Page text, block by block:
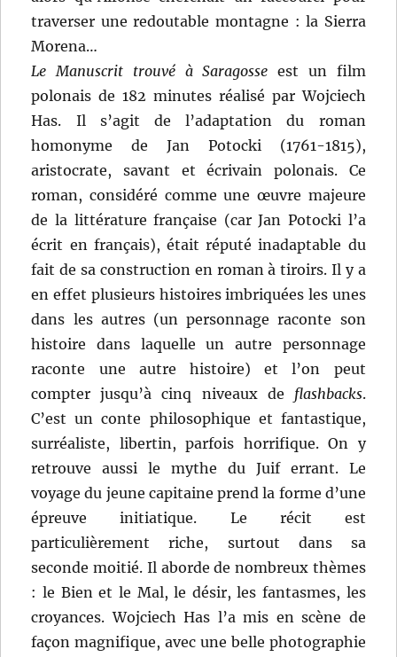
traverser une redoutable montagne : la Sierra
Morena…
Le Manuscrit trouvé à Saragosse est un film
polonais de 182 minutes réalisé par Wojciech
Has. Il s’agit de l’adaptation du roman
homonyme de Jan Potocki (1761-1815),
aristocrate, savant et écrivain polonais. Ce
roman, considéré comme une œuvre majeure
de la littérature française (car Jan Potocki l’a
écrit en français), était réputé inadaptable du
fait de sa construction en roman à tiroirs. Il y a
en effet plusieurs histoires imbriquées les unes
dans les autres (un personnage raconte son
histoire dans laquelle un autre personnage
raconte une autre histoire) et l’on peut
compter jusqu’à cinq niveaux de flashbacks.
C’est un conte philosophique et fantastique,
surréaliste, libertin, parfois horrifique. On y
retrouve aussi le mythe du Juif errant. Le
voyage du jeune capitaine prend la forme d’une
épreuve initiatique. Le récit est
particulièrement riche, surtout dans sa
seconde moitié. Il aborde de nombreux thèmes
: le Bien et le Mal, le désir, les fantasmes, les
croyances. Wojciech Has l’a mis en scène de
façon magnifique, avec une belle photographie